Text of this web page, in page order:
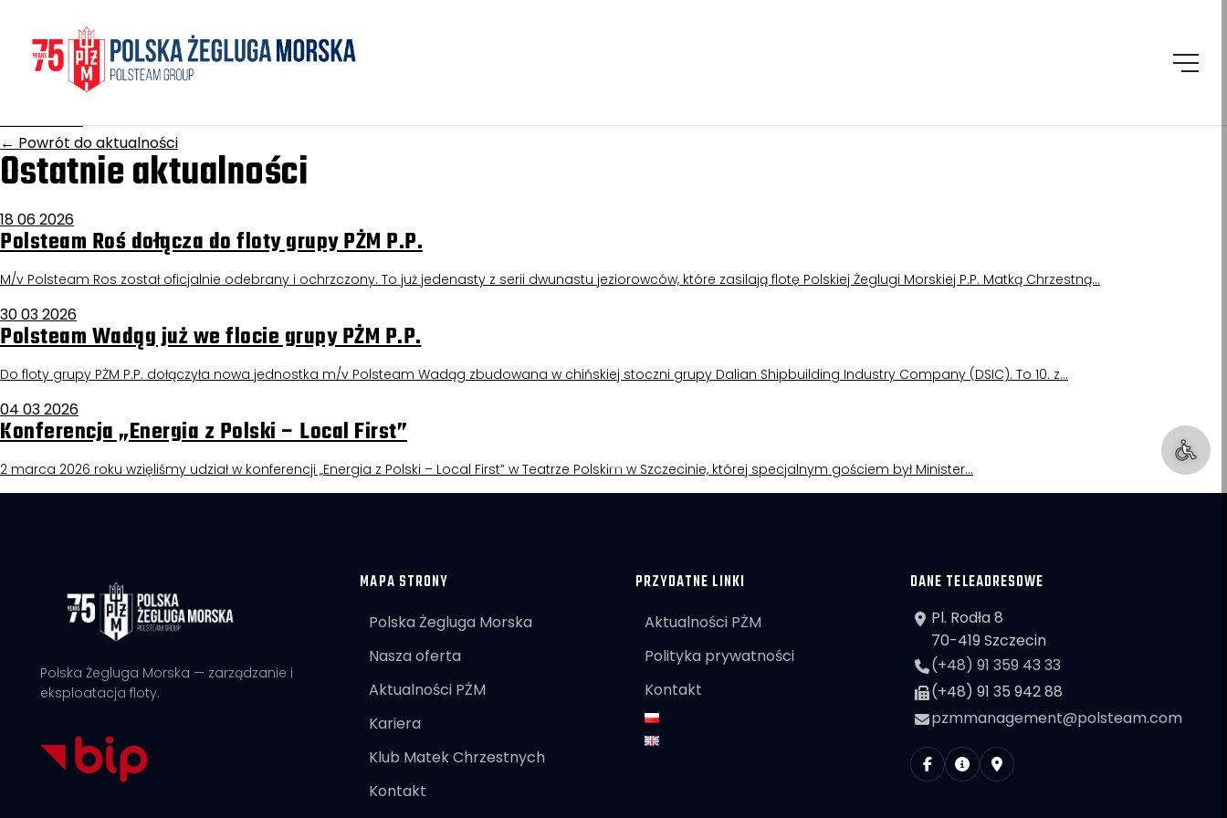
Szczecin
17 grudnia 2025
Aktualności
← Powrót do aktualności
Ostatnie aktualności
18 06 2026
Polsteam Roś dołącza do floty grupy PŻM P.P.
M/v Polsteam Ros został oficjalnie odebrany i ochrzczony. To już jedenasty z serii dwunastu jeziorowców, które zasilają flotę Polskiej Żeglugi Morskiej P.P. Matką Chrzestną…
30 03 2026
Polsteam Wadąg już we flocie grupy PŻM P.P.
Do floty grupy PŻM P.P. dołączyła nowa jednostka m/v Polsteam Wadąg zbudowana w chińskiej stoczni grupy Dalian Shipbuilding Industry Company (DSIC). To 10. z…
04 03 2026
Konferencja „Energia z Polski – Local First”
2 marca 2026 roku wzięliśmy udział w konferencji „Energia z Polski – Local First” w Teatrze Polskim w Szczecinie, której specjalnym gościem był Minister…
Polska Żegluga Morska — zarządzanie i
eksploatacja floty.
MAPA STRONY
Polska Żegluga Morska
Nasza oferta
Aktualności PŻM
Kariera
Klub Matek Chrzestnych
Kontakt
PRZYDATNE LINKI
Aktualności PŻM
Polityka prywatności
Kontakt
DANE TELEADRESOWE
Pl. Rodła 8
70-419 Szczecin
(+48) 91 359 43 33
(+48) 91 35 942 88
pzmmanagement@polsteam.com